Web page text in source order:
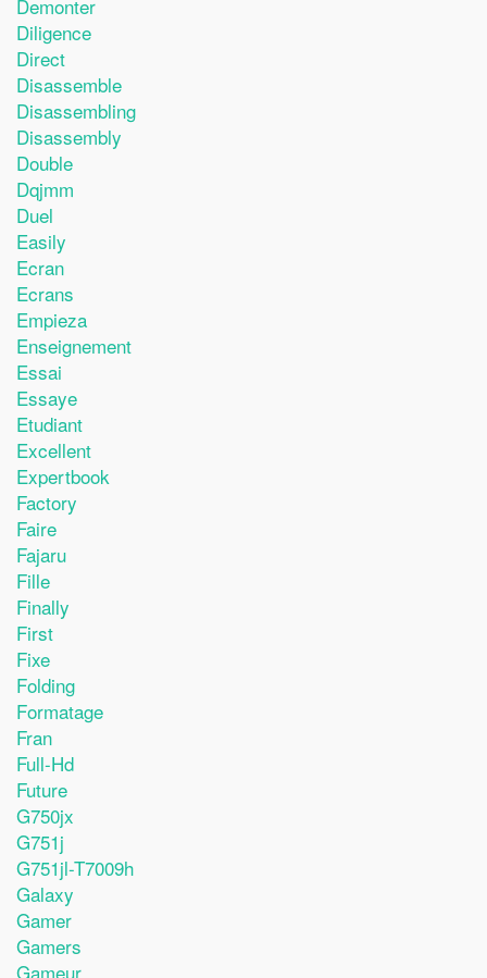
Demonter
Diligence
Direct
Disassemble
Disassembling
Disassembly
Double
Dqjmm
Duel
Easily
Ecran
Ecrans
Empieza
Enseignement
Essai
Essaye
Etudiant
Excellent
Expertbook
Factory
Faire
Fajaru
Fille
Finally
First
Fixe
Folding
Formatage
Fran
Full-Hd
Future
G750jx
G751j
G751jl-T7009h
Galaxy
Gamer
Gamers
Gameur